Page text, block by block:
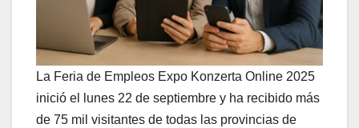
La Feria de Empleos Expo Konzerta Online 2025
inició el lunes 22 de septiembre y ha recibido más
de 75 mil visitantes de todas las provincias de